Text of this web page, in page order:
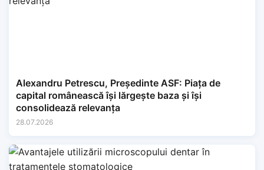
Alexandru Petrescu, Președinte ASF: Piața de
capital românească își lărgește baza și își
consolidează relevanța
28.07.2026